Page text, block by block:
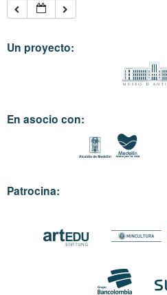
Un proyecto:
En asocio con:
Patrocina: